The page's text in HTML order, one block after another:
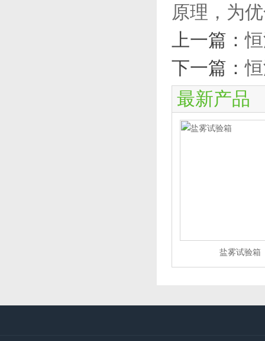
原理，为
上一篇：
下一篇：
最新产品
盐雾试验箱